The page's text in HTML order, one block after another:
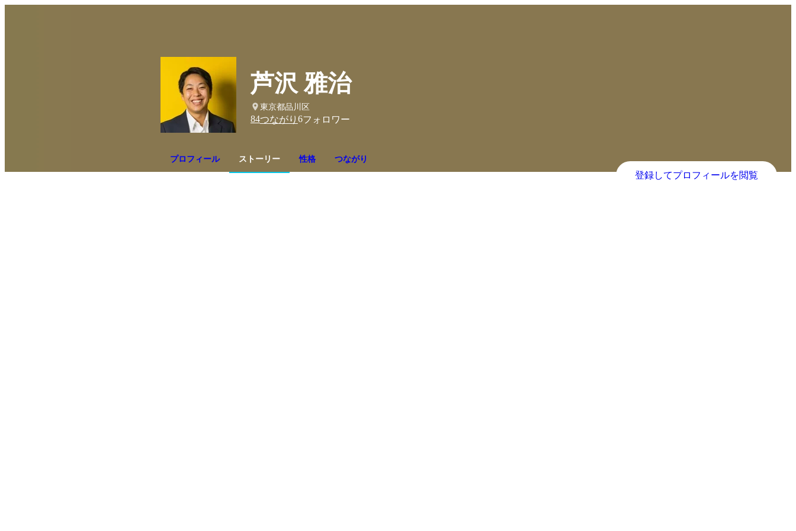
芦沢 雅治
東京都品川区
84つながり 6フォロワー
プロフィール ストーリー 性格 つながり
登録してプロフィールを閲覧